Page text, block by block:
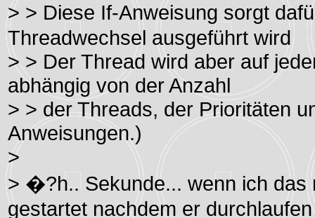
> > Diese If-Anweisung sorgt
Threadwechsel ausgeführt wird
> > Der Thread wird aber auf
abhängig von der Anzahl
> > der Threads, der Prioritäten
Anweisungen.)
>
> �?h.. Sekunde... wenn ich das
gestartet nachdem er